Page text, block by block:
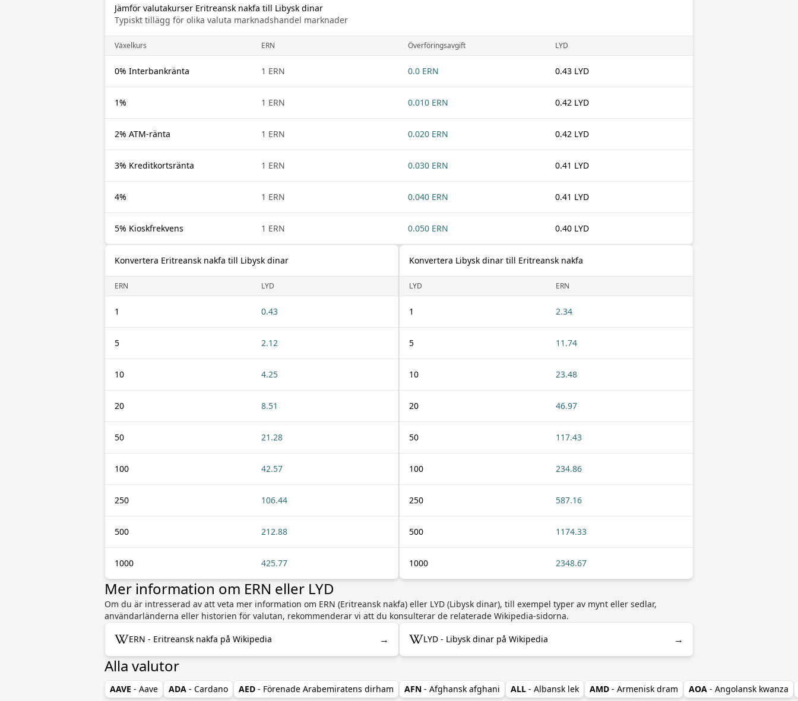
Jämför valutakurser Eritreansk nakfa till Libysk dinar
Typiskt tillägg för olika valuta marknadshandel marknader
Växelkurs ERN Överföringsavgift LYD
0% Interbankränta 1 ERN 0.0 ERN 0.43 LYD
1% 1 ERN 0.010 ERN 0.42 LYD
2% ATM-ränta 1 ERN 0.020 ERN 0.42 LYD
3% Kreditkortsränta 1 ERN 0.030 ERN 0.41 LYD
4% 1 ERN 0.040 ERN 0.41 LYD
5% Kioskfrekvens 1 ERN 0.050 ERN 0.40 LYD
Konvertera Eritreansk nakfa till Libysk dinar
ERN LYD
1 0.43
5 2.12
10 4.25
20 8.51
50 21.28
100 42.57
250 106.44
500 212.88
1000 425.77
Konvertera Libysk dinar till Eritreansk nakfa
LYD ERN
1 2.34
5 11.74
10 23.48
20 46.97
50 117.43
100 234.86
250 587.16
500 1174.33
1000 2348.67
Mer information om ERN eller LYD
Om du är intresserad av att veta mer information om ERN (Eritreansk nakfa) eller LYD (Libysk dinar), till exempel typer av mynt eller sedlar,
användarländerna eller historien för valutan, rekommenderar vi att du konsulterar de relaterade Wikipedia-sidorna.
ERN - Eritreansk nakfa på Wikipedia → LYD - Libysk dinar på Wikipedia →
Alla valutor
AAVE - Aave ADA - Cardano AED - Förenade Arabemiratens dirham AFN - Afghansk afghani ALL - Albansk lek AMD - Armenisk dram AOA - Angolansk kwanza